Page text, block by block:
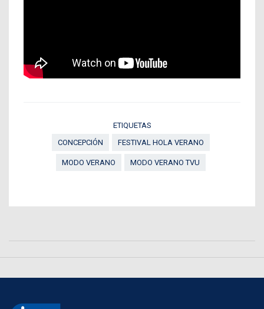
ETIQUETAS
CONCEPCIÓN
FESTIVAL HOLA VERANO
MODO VERANO MODO VERANO TVU